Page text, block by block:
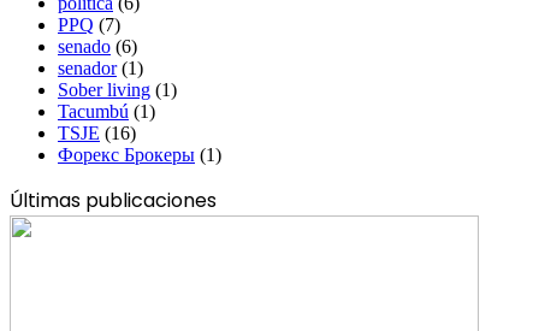
PPQ (7)
senado (6)
senador(1)
Sober living (1)
Tacumbú (1)
TSJE (16)
Форекс Брокеры (1)
Últimas publicaciones